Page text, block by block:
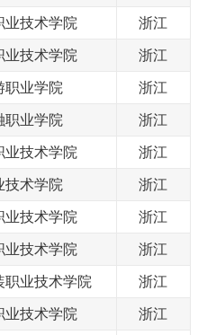
业技术学院
浙江
业技术学院
浙江
职业学院
浙江
职业学院
浙江
业技术学院
浙江
技术学院
浙江
业技术学院
浙江
业技术学院
浙江
职业技术学院
浙江
业技术学院
浙江